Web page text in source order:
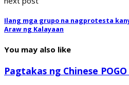
Ilang mga grupo na nagprotesta
Araw ng Kalayaan
You may also like
Pagtakas ng Chinese